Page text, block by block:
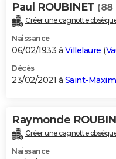
Paul ROUBINET (88
Créer une cagnotte
Naissance
06/02/1933 à Villelaure (
Décès
23/02/2021 à Saint-
Raymonde
Créer une cagnotte
Naissance